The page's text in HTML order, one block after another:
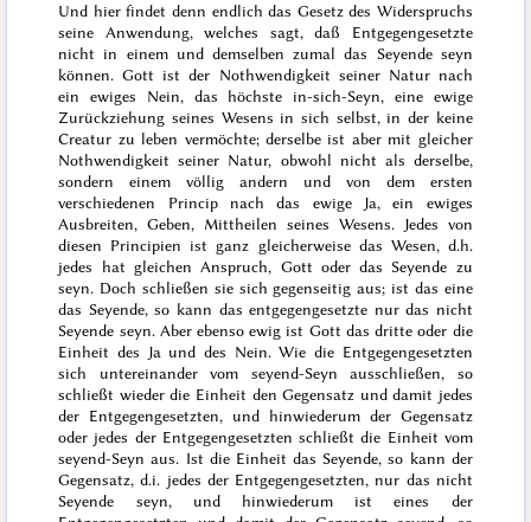
Und hier findet denn endlich das Gesetz des Widerspruchs
seine Anwendung, welches sagt, daß Entgegengesetzte
nicht in einem und demselben zumal das Seyende seyn
können. Gott ist der Nothwendigkeit seiner Natur nach
ein ewiges Nein, das höchste in-sich-Seyn, eine ewige
Zurückziehung seines Wesens in sich selbst, in der keine
Creatur zu leben vermöchte; derselbe ist aber mit gleicher
Nothwendigkeit seiner Natur, obwohl nicht als derselbe,
sondern einem völlig andern und von dem ersten
verschiedenen Princip nach das ewige Ja, ein ewiges
Ausbreiten, Geben, Mittheilen seines Wesens. Jedes von
diesen Principien ist ganz gleicherweise das Wesen, d.h.
jedes hat gleichen Anspruch, Gott oder das Seyende zu
seyn. Doch schließen sie sich gegenseitig aus; ist das eine
das Seyende, so kann das entgegengesetzte nur das nicht
Seyende seyn. Aber ebenso ewig ist Gott das dritte oder die
Einheit des Ja und des Nein. Wie die Entgegengesetzten
sich untereinander vom seyend-Seyn ausschließen, so
schließt wieder die Einheit den Gegensatz und damit jedes
der Entgegengesetzten, und hinwiederum der Gegensatz
oder jedes der Entgegengesetzten schließt die Einheit vom
seyend-Seyn aus. Ist die Einheit das Seyende, so kann der
Gegensatz, d.i. jedes der Entgegengesetzten, nur das nicht
Seyende seyn, und hinwiederum ist eines der